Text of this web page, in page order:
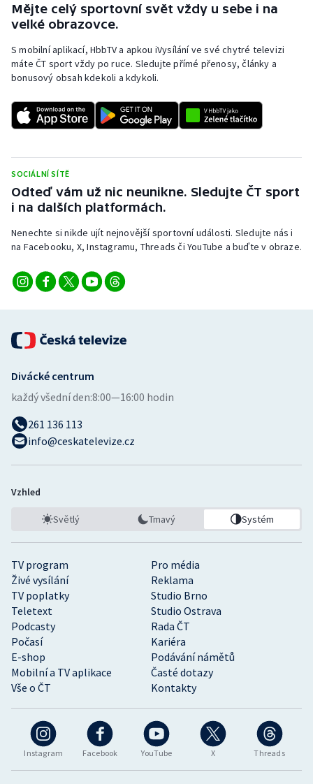
Rychlostní kanoistika
Short track
Stolní tenis
Triatlon
Veslování
Vodní slalom
Ostatní
Mějte celý sportovní svět vždy u sebe i na
velké obrazovce.
S mobilní aplikací, HbbTV a apkou iVysílání ve své chytré televizi
máte ČT sport vždy po ruce. Sledujte přímé přenosy, články a
bonusový obsah kdekoli a kdykoli.
SOCIÁLNÍ SÍTĚ
Odteď vám už nic neunikne. Sledujte ČT sport
i na dalších platformách.
Nenechte si nikde ujít nejnovější sportovní události. Sledujte nás i
na Facebooku, X, Instagramu, Threads či YouTube a buďte v obraze.
Instagram Facebook YouTube X Threads
TV program
Pro média
Živé vysílání
Reklama
TV poplatky
Studio Brno
Teletext
Studio Ostrava
Podcasty
Rada ČT
Počasí
Kariéra
E-shop
Podávání námětů
Mobilní a TV aplikace
Časté dotazy
Vše o ČT
Kontakty
Divácké centrum
každý všední den:8:00—16:00 hodin
261 136 113
info@ceskatelevize.cz
Vzhled
Světlý Tmavý Systém